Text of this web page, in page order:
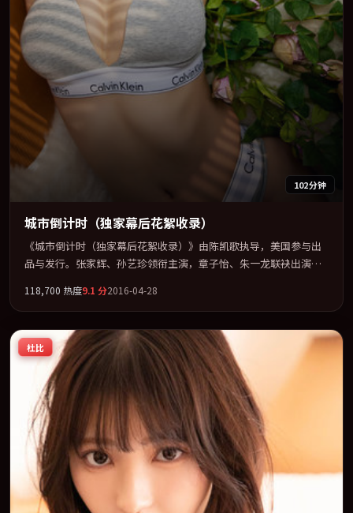
102分钟
城市倒计时（独家幕后花絮收录）
《城市倒计时（独家幕后花絮收录）》由陈凯歌执导，美国参与出
品与发行。张家辉、孙艺珍领衔主演，章子怡、朱一龙联袂出演。
型为骨架，在叙事、表演与视听上力求统一。定于 2016-09-14 在内
地院线及主流平台同步亮相，2016 年度话题片中口碑稳健，适合喜
欢强情节与人物弧光的观众完整观看。
118,700 热度9.1 分2016-04-28
杜比